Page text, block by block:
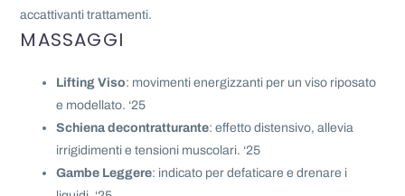
accattivanti trattamenti.
MASSAGGI
Lifting Viso: movimenti energizzanti per un viso riposato
e modellato. ‘25
Schiena decontratturante: effetto distensivo, allevia
irrigidimenti e tensioni muscolari. ‘25
Gambe Leggere: indicato per defaticare e drenare i